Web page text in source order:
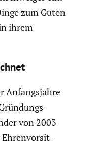
zum Guten
ihrem
Anfangs­jahre
von 2003
Ehren­vor­sit­